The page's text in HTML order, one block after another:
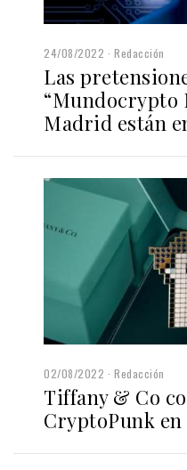
24/08/2022 Redacción
Las
“Mundocrypto
Madrid están
02/08/2022 Redacción
Tiffany & Co
CryptoPunk